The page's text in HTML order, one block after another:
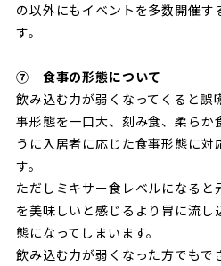
の以外にもイベントを多数開催す
す。
⑦ 食事の形態について
飲み込む力が弱くなってくると誤
事形態を一口大、刻み食、柔らか
うに入居者に応じた食事形態に対
す。
ただしミキサー食レベルになると
を美味しいと感じるより胃に流し
態になってしまいます。
飲み込む力が弱くなった方でもで